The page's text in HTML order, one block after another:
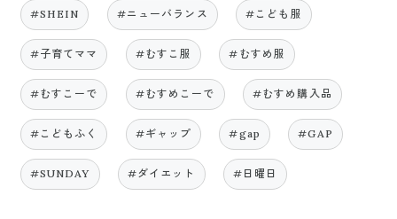
#SHEIN #ニューバランス #こども服
#子育てママ #むすこ服 #むすめ服
#むすこーで #むすめこーで #むすめ購入品
#こどもふく #ギャップ #gap #GAP
#SUNDAY #ダイエット #日曜日